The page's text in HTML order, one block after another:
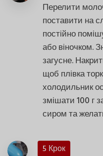
Перелити
поставити на
постійно
або віночком.
загусне.
щоб плівка
холодильник
змішати 100 г
сиром та
5 Крок